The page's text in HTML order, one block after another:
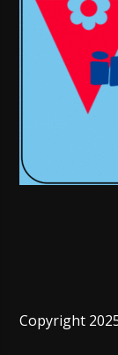
Copyright